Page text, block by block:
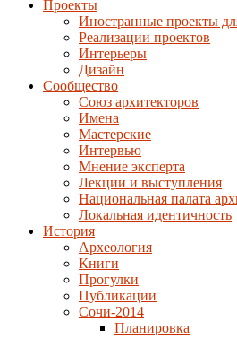
Проекты
Иностранные проекты
Реализации проектов
Интерьеры
Дизайн
Сообщество
Союз архитекторов
Имена
Мастерские
Интервью
Мнение эксперта
Лекции и выступления
Национальная палата
Локальная идентичность
История
Археология
Книги
Прогулки
Публикации
Сочи-2014
Планировка